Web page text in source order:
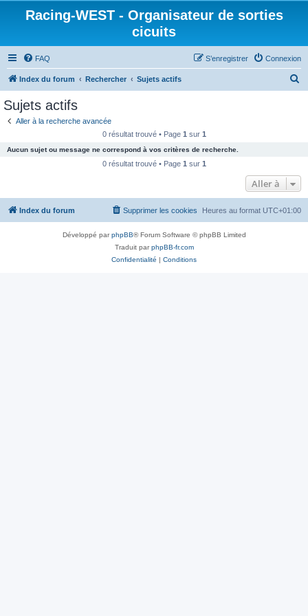
Racing-WEST - Organisateur de sorties
cicuits
FAQ Connexion
S’enregistrer
Index du forum Rechercher Sujets actifs
c
e
Sujets actifs
Aller à la recherche avancée
0 résultat trouvé • Page 1 sur 1
Aucun sujet ou message ne correspond à vos critères de recherche.
0 résultat trouvé • Page 1 sur 1
Aller à
Index du forum Heures au format UTC+01:00
Supprimer les cookies
Développé parphpBB® Forum Software © phpBB Limited
Traduit parphpBB-fr.com
Confidentialité | Conditions